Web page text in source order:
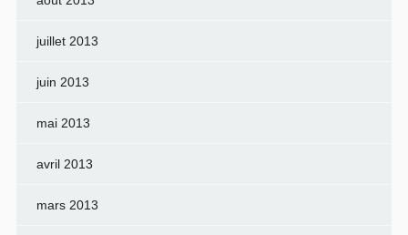
juillet 2013
juin 2013
mai 2013
avril 2013
mars 2013